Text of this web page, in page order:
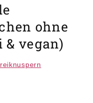
ohne
vegan)